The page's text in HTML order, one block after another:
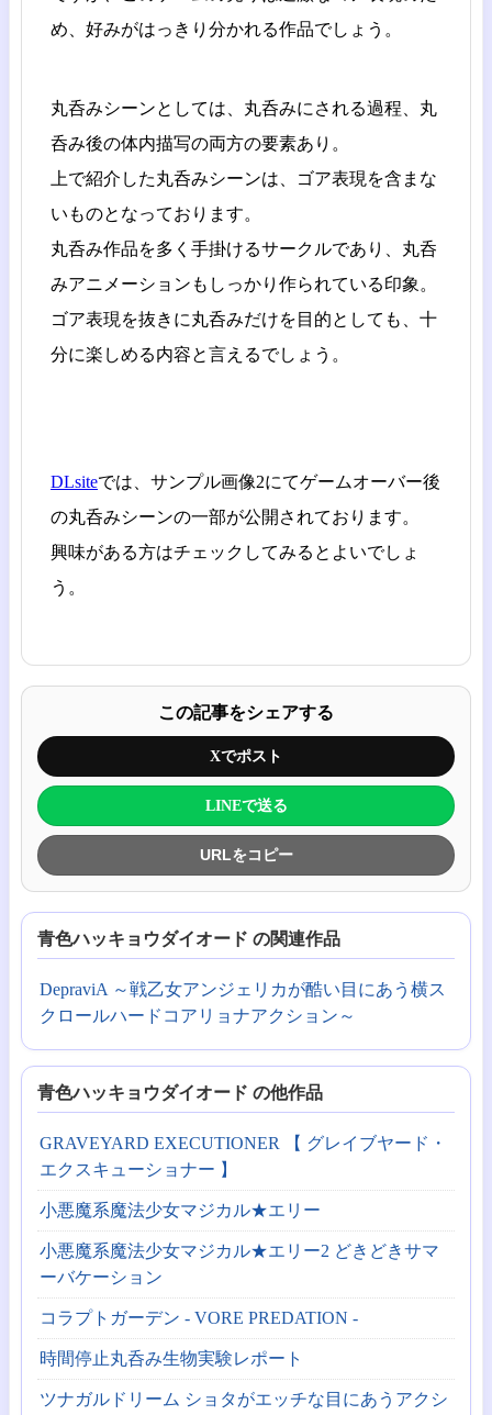
め、好みがはっきり分かれる作品でしょう。
丸呑みシーンとしては、丸呑みにされる過程、丸
呑み後の体内描写の両方の要素あり。
上で紹介した丸呑みシーンは、ゴア表現を含まな
いものとなっております。
丸呑み作品を多く手掛けるサークルであり、丸呑
みアニメーションもしっかり作られている印象。
ゴア表現を抜きに丸呑みだけを目的としても、十
分に楽しめる内容と言えるでしょう。
DLsiteでは、サンプル画像2にてゲームオーバー後
の丸呑みシーンの一部が公開されております。
興味がある方はチェックしてみるとよいでしょ
う。
この記事をシェアする
Xでポスト
LINEで送る
URLをコピー
青色ハッキョウダイオード の関連作品
DepraviA ～戦乙女アンジェリカが酷い目にあう横ス
クロールハードコアリョナアクション～
青色ハッキョウダイオード の他作品
GRAVEYARD EXECUTIONER 【 グレイブヤード・
エクスキューショナー 】
小悪魔系魔法少女マジカル★エリー
小悪魔系魔法少女マジカル★エリー2 どきどきサマ
ーバケーション
コラプトガーデン - VORE PREDATION -
時間停止丸呑み生物実験レポート
ツナガルドリーム ショタがエッチな目にあうアクシ